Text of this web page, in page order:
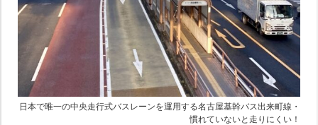
日本で唯一の中央走行式バスレーンを運用する名古屋基幹バス出来町線・
慣れていないと走りにくい！